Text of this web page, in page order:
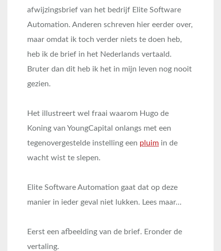
afwijzingsbrief van het bedrijf Elite Software
Automation. Anderen schreven hier eerder over,
maar omdat ik toch verder niets te doen heb,
heb ik de brief in het Nederlands vertaald.
Bruter dan dit heb ik het in mijn leven nog nooit
gezien.
Het illustreert wel fraai waarom Hugo de
Koning van YoungCapital onlangs met een
tegenovergestelde instelling een pluim in de
wacht wist te slepen.
Elite Software Automation gaat dat op deze
manier in ieder geval niet lukken. Lees maar…
Eerst een afbeelding van de brief. Eronder de
vertaling.